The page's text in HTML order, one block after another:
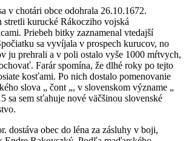
v chotári obce odohrala 26.10.1672.
stretli kurucké Rákocziho vojská
Priebeh bitky zaznamenal vtedajší
sa vyvíjala v prospech kurucov, no
ju prehrali a v poli ostalo vyše 1000 mŕtvych,
Farár spomína, že dlhé roky po tejto
kosťami. Po nich dostalo pomenovanie
slova „ čont „, v slovenskom význame „
sa sem sťahuje nové väčšinou slovenské
dostáva obec do léna za zásluhy v boji,